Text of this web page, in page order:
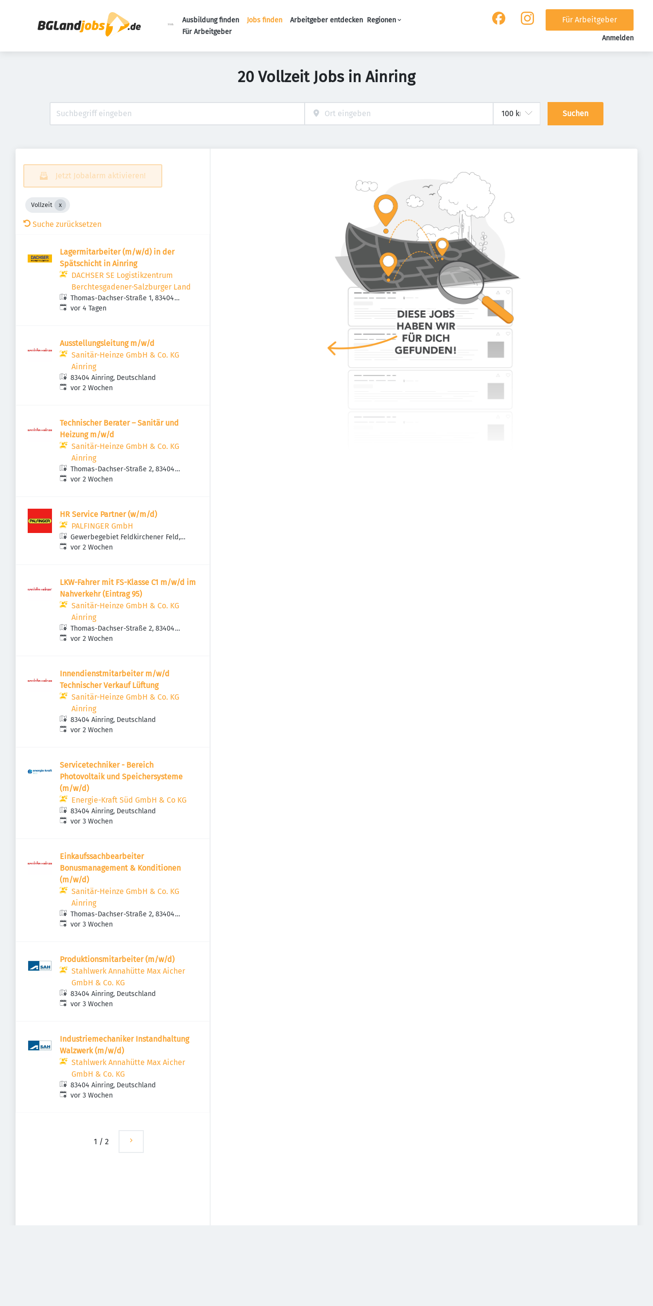
Ausbildung finden Jobs finden Arbeitgeber entdecken Regionen
Für Arbeitgeber
Für Arbeitgeber
Anmelden
20 Vollzeit Jobs in Ainring
Suchen
Jetzt Jobalarm aktivieren!
Vollzeit
Suche zurücksetzen
Lagermitarbeiter (m/w/d) in der
Spätschicht in Ainring
DACHSER SE Logistikzentrum
Berchtesgadener-Salzburger Land
Thomas-Dachser-Straße 1, 83404
Ainring, Deutschland
Veröffentlicht:
vor 4 Tagen
Ausstellungsleitung m/w/d
Sanitär-Heinze GmbH & Co. KG
Ainring
83404 Ainring, Deutschland
Veröffentlicht:
vor 2 Wochen
Technischer Berater – Sanitär und
Heizung m/w/d
Sanitär-Heinze GmbH & Co. KG
Ainring
Thomas-Dachser-Straße 2, 83404
Ainring, Deutschland
Veröffentlicht:
vor 2 Wochen
HR Service Partner (w/m/d)
PALFINGER GmbH
Gewerbegebiet Feldkirchener Feld,
Feldkirchner Feld 1, 83404 Ainring,
Veröffentlicht:
vor 2 Wochen
LKW-Fahrer mit FS-Klasse C1 m/w/d im
Nahverkehr (Eintrag 95)
Sanitär-Heinze GmbH & Co. KG
Ainring
Thomas-Dachser-Straße 2, 83404
Ainring, Deutschland
Veröffentlicht:
vor 2 Wochen
Innendienstmitarbeiter m/w/d
Technischer Verkauf Lüftung
Sanitär-Heinze GmbH & Co. KG
Ainring
83404 Ainring, Deutschland
Veröffentlicht:
vor 2 Wochen
Servicetechniker - Bereich
Photovoltaik und Speichersysteme
(m/w/d)
Energie-Kraft Süd GmbH & Co KG
83404 Ainring, Deutschland
Veröffentlicht:
vor 3 Wochen
Einkaufssachbearbeiter
Bonusmanagement & Konditionen
(m/w/d)
Sanitär-Heinze GmbH & Co. KG
Ainring
Thomas-Dachser-Straße 2, 83404
Ainring, Deutschland
Veröffentlicht:
vor 3 Wochen
Produktionsmitarbeiter (m/w/d)
Stahlwerk Annahütte Max Aicher
GmbH & Co. KG
83404 Ainring, Deutschland
Veröffentlicht:
vor 3 Wochen
Industriemechaniker Instandhaltung
Walzwerk (m/w/d)
Stahlwerk Annahütte Max Aicher
GmbH & Co. KG
83404 Ainring, Deutschland
Veröffentlicht:
vor 3 Wochen
1 / 2